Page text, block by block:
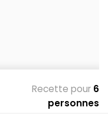
Recette pour 6
personnes